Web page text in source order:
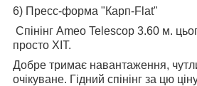
6) Пресс-форма "Карп-Flat"
Спінінг Ameo Telescop 3.60 м.
просто ХІТ.
Добре тримає навантаження,
очікуване. Гідний спінінг за цю